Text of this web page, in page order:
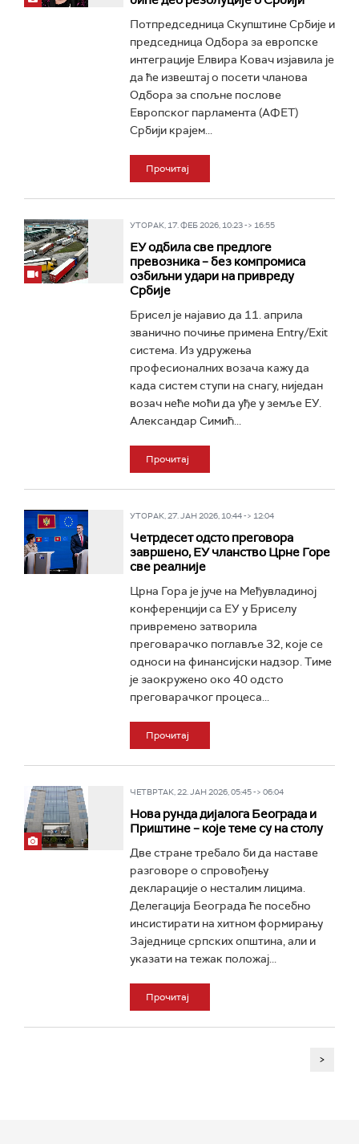
Потпредседница Скупштине Србије и
председница Одбора за европске
интеграције Елвира Ковач изјавила је
да ће извештај о посети чланова
Одбора за спољне послове
Европског парламента (АФЕТ)
Србији крајем...
Прочитај
УТОРАК, 17. ФЕБ 2026, 10:23 -> 16:55
ЕУ одбила све предлоге
превозника – без компромиса
озбиљни удари на привреду
Србије
Брисел је најавио да 11. априла
званично почиње примена Entry/Exit
система. Из удружења
професионалних возача кажу да
када систем ступи на снагу, ниједан
возач неће моћи да уђе у земље ЕУ.
Александар Симић...
Прочитај
УТОРАК, 27. ЈАН 2026, 10:44 -> 12:04
Четрдесет одсто преговора
завршено, ЕУ чланство Црне Горе
све реалније
Црна Гора је јуче на Међувладиној
конференцији са ЕУ у Бриселу
привремено затворила
преговарачко поглавље 32, које се
односи на финансијски надзор. Тиме
је заокружено око 40 одсто
преговарачког процеса...
Прочитај
ЧЕТВРТАК, 22. ЈАН 2026, 05:45 -> 06:04
Нова рунда дијалога Београда и
Приштине – које теме су на столу
Две стране требало би да наставе
разговоре о спровођењу
декларације о несталим лицима.
Делегација Београда ће посебно
инсистирати на хитном формирању
Заједнице српских општина, али и
указати на тежак положај...
Прочитај
>